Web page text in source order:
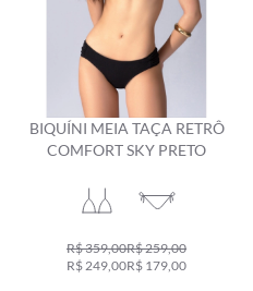
BIQUÍNI MEIA TAÇA RETRÔ
COMFORT SKY PRETO
R$ 359,00
R$ 249,00
R$ 259,00
R$ 179,00